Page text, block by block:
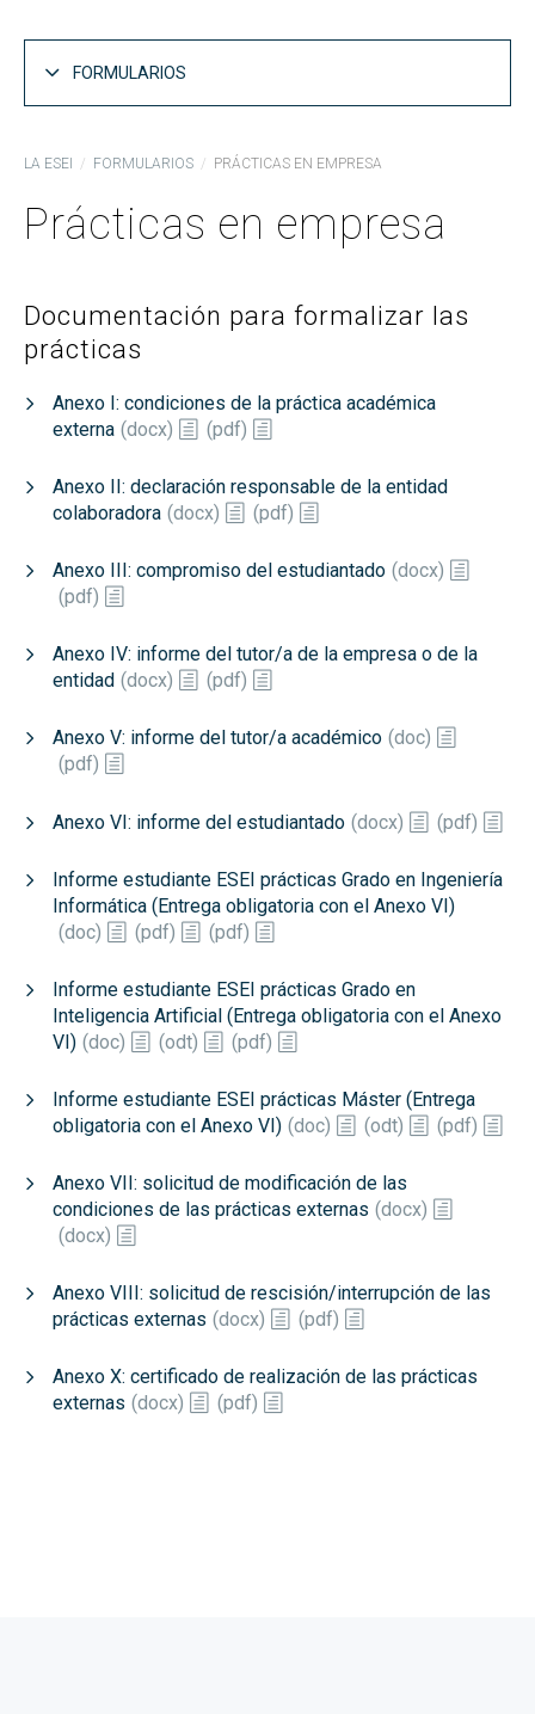
FORMULARIOS
Formularios generales
Trabajos Fin de Grado
LA ESEI FORMULARIOS PRÁCTICAS EN EMPRESA
Prácticas en empresa
Documentación para formalizar las
prácticas
Anexo I: condiciones de la práctica académica
externa (docx) (pdf)
Anexo II: declaración responsable de la entidad
colaboradora (docx) (pdf)
Anexo III: compromiso del estudiantado (docx)
(pdf)
Anexo IV: informe del tutor/a de la empresa o de la
entidad (docx) (pdf)
Anexo V: informe del tutor/a académico (doc)
(pdf)
Anexo VI: informe del estudiantado (docx) (pdf)
Informe estudiante ESEI prácticas Grado en Ingeniería
Informática (Entrega obligatoria con el Anexo VI)
(doc) (pdf) (pdf)
Informe estudiante ESEI prácticas Grado en
Inteligencia Artificial (Entrega obligatoria con el Anexo
VI) (doc) (odt) (pdf)
Informe estudiante ESEI prácticas Máster (Entrega
obligatoria con el Anexo VI) (doc) (odt) (pdf)
Anexo VII: solicitud de modificación de las
condiciones de las prácticas externas (docx)
(docx)
Anexo VIII: solicitud de rescisión/interrupción de las
prácticas externas (docx) (pdf)
Anexo X: certificado de realización de las prácticas
externas (docx) (pdf)